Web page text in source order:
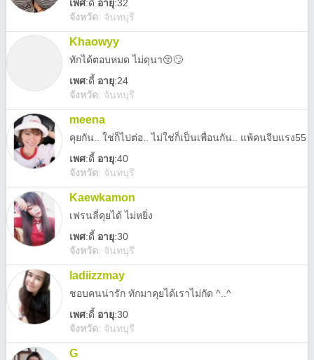
เพศ:ดี้ อายุ:32
จังหวัด: จันทบุรี
Khaowyy
ทักได้ตอบหมด ไม่ดุนา😚🙄
เพศ:ดี้ อายุ:24
จังหวัด: จันทบุรี
meena
คุยกัน.. ใช่ก็ไปต่อ.. ไม่ใช่ก็เป็นเพื่อนกัน.. แพ้คนจีบแรง55
เพศ:ดี้ อายุ:40
จังหวัด: จันทบุรี
Kaewkamon
เฟรนลี่คุยได้ ไม่หยิ่ง
เพศ:ดี้ อายุ:30
จังหวัด: จันทบุรี
ladiizzmay
ชอบคนน่ารัก ทักมาคุยได้เราไม่กัด ^..^
เพศ:ดี้ อายุ:30
จังหวัด: จันทบุรี
G